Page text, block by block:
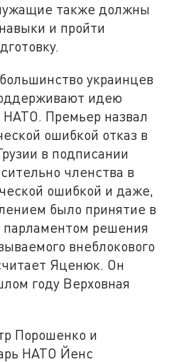
также должны
и пройти
украинцев
идею
НАТО. Премьер назвал
ошибкой отказ в
в подписании
членства в
ошибкой и даже,
было принятие в
парламентом решения
внеблокового
Яценюк. Он
году Верховная
Порошенко и
НАТО Йенс